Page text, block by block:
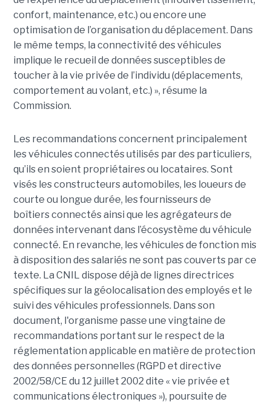
confort, maintenance, etc.) ou encore une
optimisation de l’organisation du déplacement. Dans
le même temps, la connectivité des véhicules
implique le recueil de données susceptibles de
toucher à la vie privée de l’individu (déplacements,
comportement au volant, etc.) », résume la
Commission.
Les recommandations concernent principalement
les véhicules connectés utilisés par des particuliers,
qu’ils en soient propriétaires ou locataires. Sont
visés les constructeurs automobiles, les loueurs de
courte ou longue durée, les fournisseurs de
boîtiers connectés ainsi que les agrégateurs de
données intervenant dans l’écosystème du véhicule
connecté. En revanche, les véhicules de fonction mis
à disposition des salariés ne sont pas couverts par ce
texte. La CNIL dispose déjà de lignes directrices
spécifiques sur la géolocalisation des employés et le
suivi des véhicules professionnels. Dans son
document, l'organisme passe une vingtaine de
recommandations portant sur le respect de la
réglementation applicable en matière de protection
des données personnelles (RGPD et directive
2002/58/CE du 12 juillet 2002 dite « vie privée et
communications électroniques »), poursuite de